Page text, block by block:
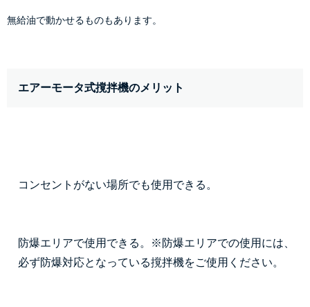
無給油で動かせるものもあります。
エアーモータ式撹拌機のメリット
コンセントがない場所でも使用できる。
防爆エリアで使用できる。※防爆エリアでの使用には、
必ず防爆対応となっている撹拌機をご使用ください。